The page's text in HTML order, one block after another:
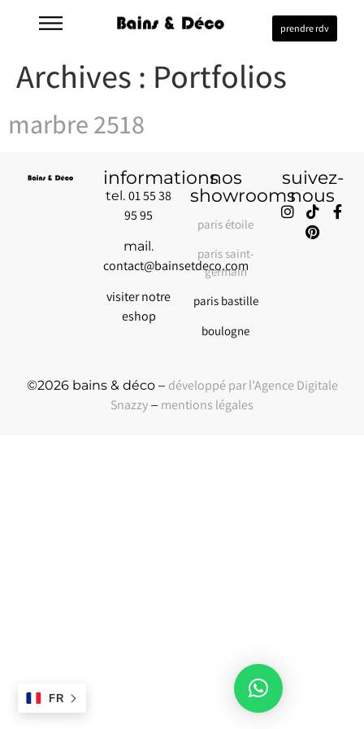
prendre rdv
Archives : Portfolios
marbre 2518
informations
tel. 01 55 38
95 95
mail.
contact@bainsetdeco.com
visiter notre
eshop
nos
showrooms
paris étoile
paris saint-
germain
paris bastille
boulogne
suivez-
nous
©2026 bains & déco – développé par l’Agence Digitale
Snazzy – mentions légales
FR